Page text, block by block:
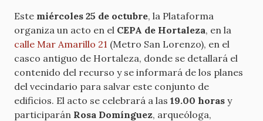
Este miércoles 25 de octubre, la Plataforma
organiza un acto en el CEPA de Hortaleza, en la
calle Mar Amarillo 21 (Metro San Lorenzo), en el
casco antiguo de Hortaleza, donde se detallará el
contenido del recurso y se informará de los planes
del vecindario para salvar este conjunto de
edificios. El acto se celebrará a las 19.00 horas y
participarán Rosa Domínguez, arqueóloga,